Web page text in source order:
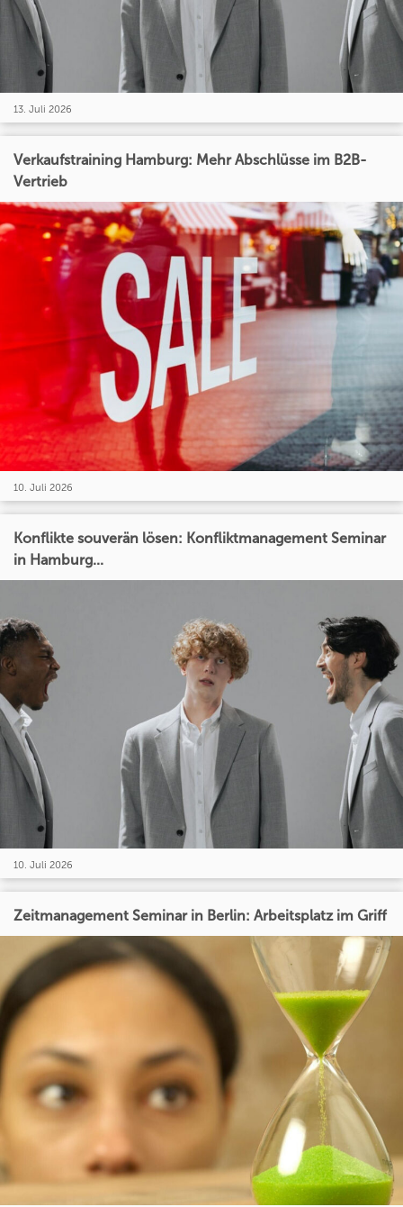
13. Juli 2026
Verkaufstraining Hamburg: Mehr Abschlüsse im B2B-
Vertrieb
10. Juli 2026
Konflikte souverän lösen: Konfliktmanagement Seminar
in Hamburg...
10. Juli 2026
Zeitmanagement Seminar in Berlin: Arbeitsplatz im Griff